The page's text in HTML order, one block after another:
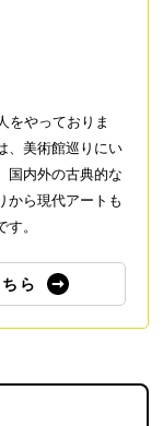
をやっておりま
、美術館巡りにい
国内外の古典的な
から現代アートも
。
ら